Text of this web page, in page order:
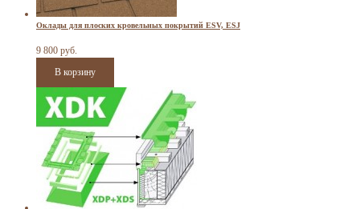
Оклады для плоских кровельных покрытий ESV, ESJ
9 800 руб.